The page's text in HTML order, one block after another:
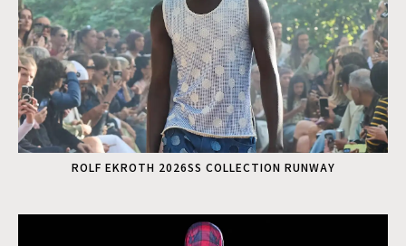
ROLF EKROTH 2026SS COLLECTION RUNWAY